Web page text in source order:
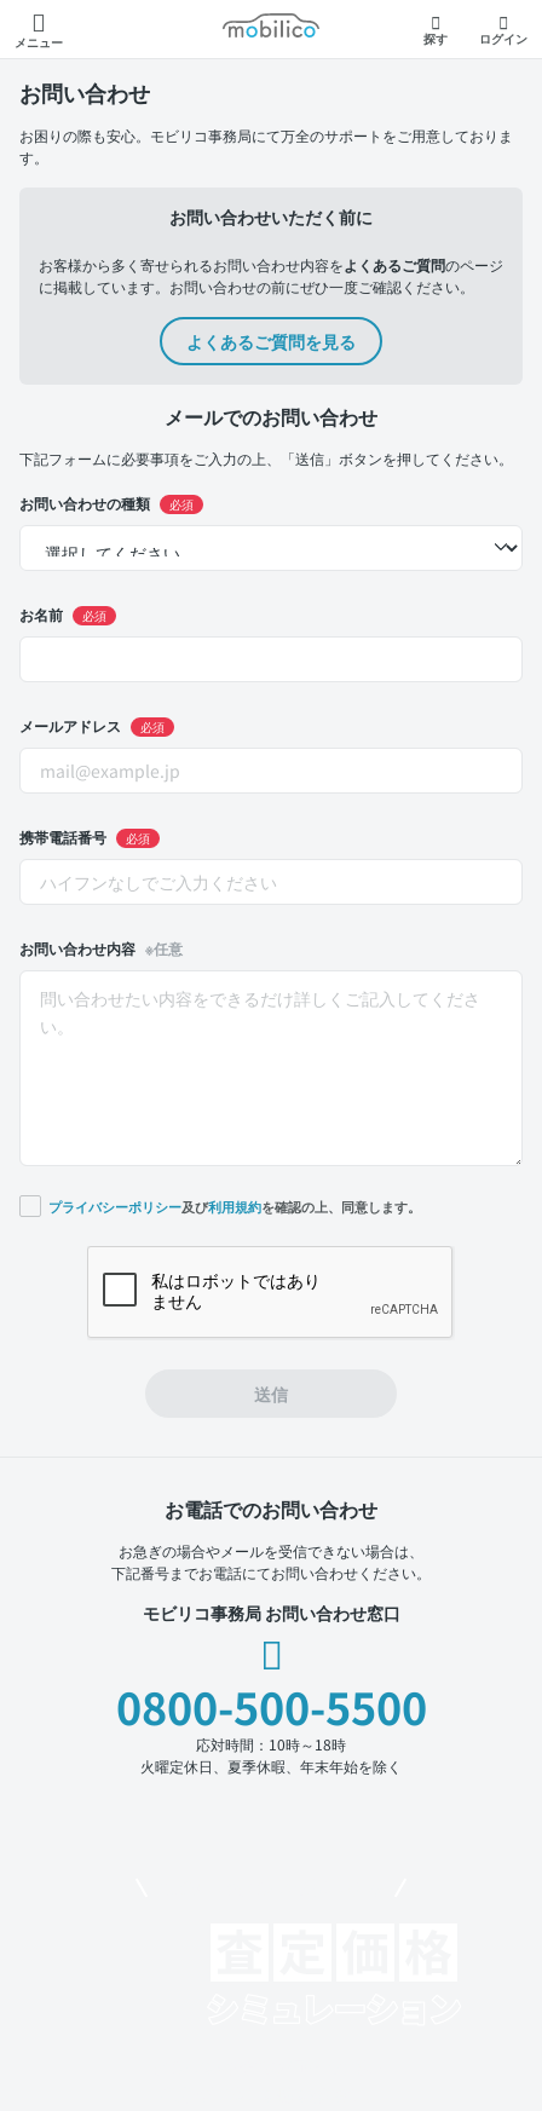
メニュー
モビリコ
探す ログイン
お問い合わせ
お困りの際も安心。モビリコ事務局にて万全のサポートをご用意しておりま
す。
お問い合わせいただく前に
お客様から多く寄せられるお問い合わせ内容をよくあるご質問のページ
に掲載しています。お問い合わせの前にぜひ一度ご確認ください。
よくあるご質問を見る
メールでのお問い合わせ
下記フォームに必要事項をご入力の上、「送信」ボタンを押してください。
お問い合わせの種類 必須
お名前 必須
メールアドレス 必須
携帯電話番号 必須
お問い合わせ内容 ※任意
プライバシーポリシー及び利用規約を確認の上、同意します。
送信
お電話でのお問い合わせ
お急ぎの場合やメールを受信できない場合は、
下記番号までお電話にてお問い合わせください。
モビリコ事務局 お問い合わせ窓口
0800-500-5500
応対時間：10時～18時
火曜定休日、夏季休暇、年末年始を除く